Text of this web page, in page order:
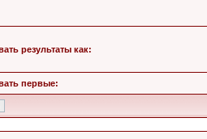
результаты как:
первые: